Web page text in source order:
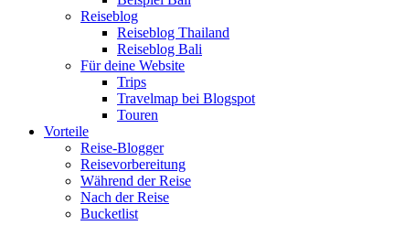
Reiseblog
Reiseblog Thailand
Reiseblog Bali
Für deine Website
Trips
Travelmap bei Blogspot
Touren
Vorteile
Reise-Blogger
Reisevorbereitung
Während der Reise
Nach der Reise
Bucketlist